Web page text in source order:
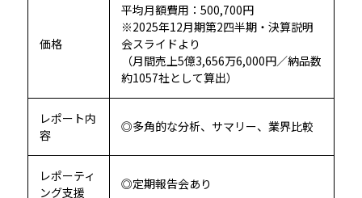
価格
平均月額費用：500,700円
※2025年12月期第2四半期・決算説明
会スライドより
（月間売上5億3,656万6,000円／納品数
約1057社として算出）
レポート内
容
◎多角的な分析、サマリー、業界比較
レポーティ
ング支援
◎定期報告会あり